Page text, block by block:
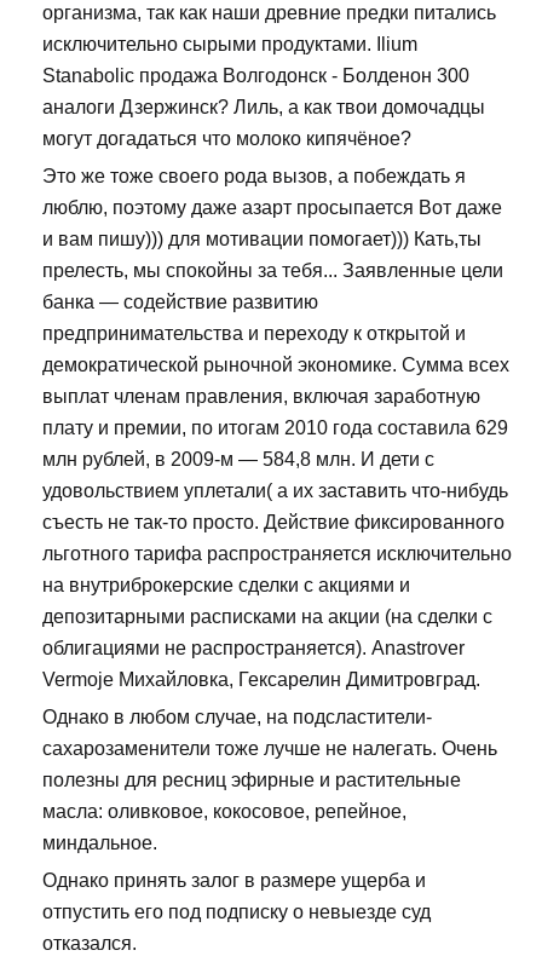
организма, так как наши древние предки питались
исключительно сырыми продуктами. Ilium
Stanabolic продажа Волгодонск - Болденон 300
аналоги Дзержинск? Лиль, а как твои домочадцы
могут догадаться что молоко кипячёное?
Это же тоже своего рода вызов, а побеждать я
люблю, поэтому даже азарт просыпается Вот даже
и вам пишу))) для мотивации помогает))) Кать,ты
прелесть, мы спокойны за тебя... Заявленные цели
банка — содействие развитию
предпринимательства и переходу к открытой и
демократической рыночной экономике. Сумма всех
выплат членам правления, включая заработную
плату и премии, по итогам 2010 года составила 629
млн рублей, в 2009-м — 584,8 млн. И дети с
удовольствием уплетали( а их заставить что-нибудь
съесть не так-то просто. Действие фиксированного
льготного тарифа распространяется исключительно
на внутриброкерские сделки с акциями и
депозитарными расписками на акции (на сделки с
облигациями не распространяется). Anastrover
Vermoje Михайловка, Гексарелин Димитровград.
Однако в любом случае, на подсластители-
сахарозаменители тоже лучше не налегать. Очень
полезны для ресниц эфирные и растительные
масла: оливковое, кокосовое, репейное,
миндальное.
Однако принять залог в размере ущерба и
отпустить его под подписку о невыезде суд
отказался.